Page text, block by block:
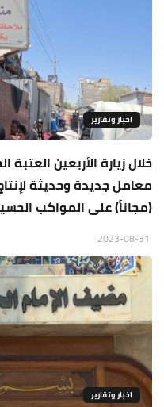
اخبار وتقارير
معامل جديدة وحديثة
(مجاناً) على المواكب
اخبار وتقارير